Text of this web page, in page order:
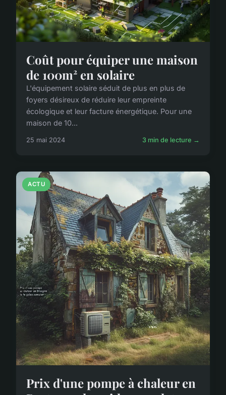
Coût pour équiper une maison
de 100m² en solaire
L'équipement solaire séduit de plus en plus de
foyers désireux de réduire leur empreinte
écologique et leur facture énergétique. Pour une
maison de 10...
25 mai 2024 3 min de lecture →
ACTU
Prix d'une pompe à chaleur en